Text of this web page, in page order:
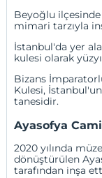
Beyoğlu
mimari tarzıyla
İstanbul'da yer
kulesi olarak
Bizans
Kulesi,
tanesidir.
Ayasofya Cami
2020 yılında
dönüştürülen
tarafından inşa